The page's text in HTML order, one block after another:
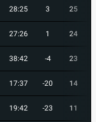
28:25 3 25
27:26 1 24
38:42 -4 23
17:37 -20 14
19:42 -23 11